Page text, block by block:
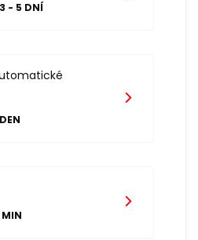
3 - 5 DNÍ